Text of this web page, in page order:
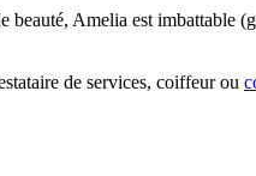
Amelia est imbattable
de services, coiffeur ou